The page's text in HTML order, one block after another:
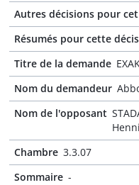
Autres décisions pour
Résumés pour cette
Titre de la demande
Nom du demandeur
Nom de l'opposant
Chambre 3.3.07
Sommaire -